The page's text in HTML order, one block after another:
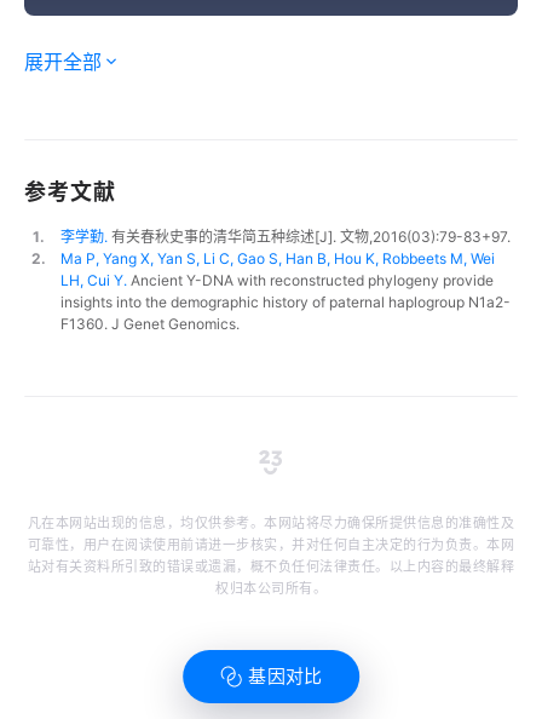
展开全部
参考文献
1. 李学勤. 有关春秋史事的清华简五种综述[J]. 文物,2016(03):79-83+97.
2.
Ma P, Yang X, Yan S, Li C, Gao S, Han B, Hou K, Robbeets M, Wei
LH, Cui Y. Ancient Y-DNA with reconstructed phylogeny provide
insights into the demographic history of paternal haplogroup N1a2-
F1360. J Genet Genomics.
凡在本网站出现的信息，均仅供参考。本网站将尽力确保所提供信息的准确性及
可靠性，用户在阅读使用前请进一步核实，并对任何自主决定的行为负责。本网
站对有关资料所引致的错误或遗漏，概不负任何法律责任。以上内容的最终解释
权归本公司所有。
基因对比